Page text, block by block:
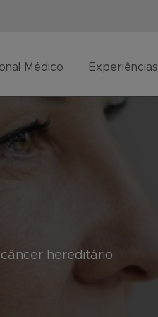
Médico Experiências
hereditário